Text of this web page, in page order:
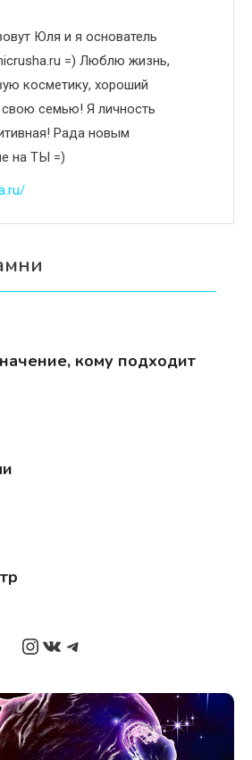
Юля и я основатель
=) Люблю жизнь,
косметику, хороший
семью! Я личность
Рада новым
на ТЫ =)
кому подходит
Instagram
ВКонтакте
Telegram